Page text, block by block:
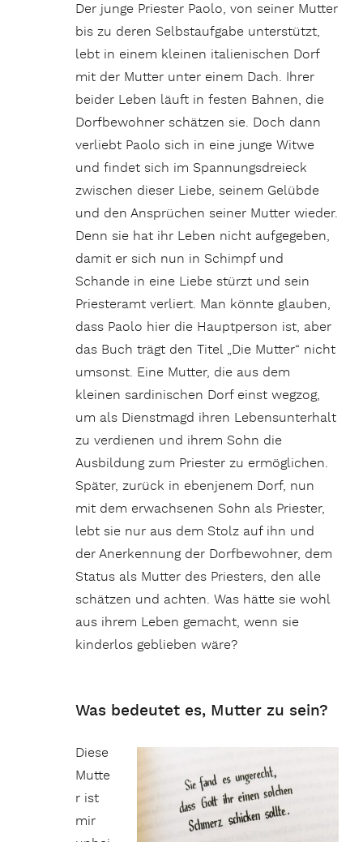
Der junge Priester Paolo, von seiner Mutter
bis zu deren Selbstaufgabe unterstützt,
lebt in einem kleinen italienischen Dorf
mit der Mutter unter einem Dach. Ihrer
beider Leben läuft in festen Bahnen, die
Dorfbewohner schätzen sie. Doch dann
verliebt Paolo sich in eine junge Witwe
und findet sich im Spannungsdreieck
zwischen dieser Liebe, seinem Gelübde
und den Ansprüchen seiner Mutter wieder.
Denn sie hat ihr Leben nicht aufgegeben,
damit er sich nun in Schimpf und
Schande in eine Liebe stürzt und sein
Priesteramt verliert. Man könnte glauben,
dass Paolo hier die Hauptperson ist, aber
das Buch trägt den Titel „Die Mutter“ nicht
umsonst. Eine Mutter, die aus dem
kleinen sardinischen Dorf einst wegzog,
um als Dienstmagd ihren Lebensunterhalt
zu verdienen und ihrem Sohn die
Ausbildung zum Priester zu ermöglichen.
Später, zurück in ebenjenem Dorf, nun
mit dem erwachsenen Sohn als Priester,
lebt sie nur aus dem Stolz auf ihn und
der Anerkennung der Dorfbewohner, dem
Status als Mutter des Priesters, den alle
schätzen und achten. Was hätte sie wohl
aus ihrem Leben gemacht, wenn sie
kinderlos geblieben wäre?
Was bedeutet es, Mutter zu sein?
Diese
Mutte
r ist
mir